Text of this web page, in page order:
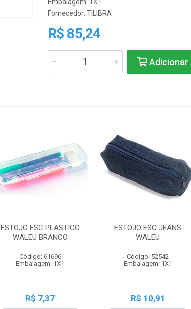
Fornecedor: TILIBRA
R$ 85,24
Adicionar
ESTOJO ESC PLASTICO
WALEU BRANCO
Código: 61696
Embalagem: 1X1
R$ 7,37
ESTOJO ESC JEANS
WALEU
Código: 52542
Embalagem: 1X1
R$ 10,91